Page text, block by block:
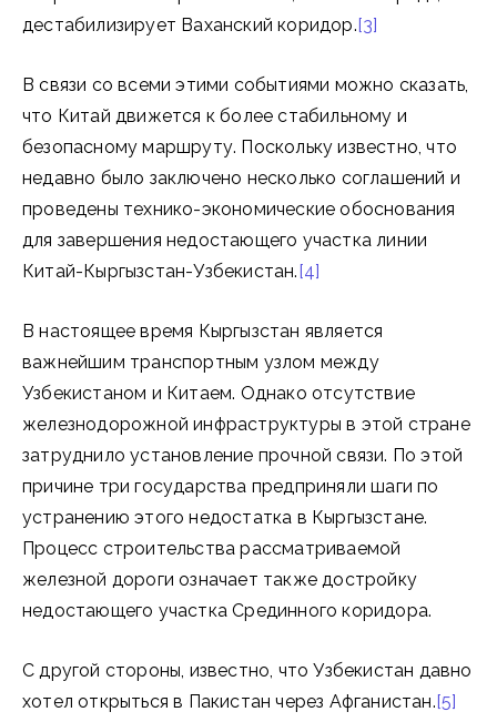
дестабилизирует Ваханский коридор.[3]
В связи со всеми этими событиями можно сказать,
что Китай движется к более стабильному и
безопасному маршруту. Поскольку известно, что
недавно было заключено несколько соглашений и
проведены технико-экономические обоснования
для завершения недостающего участка линии
Китай-Кыргызстан-Узбекистан.[4]
В настоящее время Кыргызстан является
важнейшим транспортным узлом между
Узбекистаном и Китаем. Однако отсутствие
железнодорожной инфраструктуры в этой стране
затруднило установление прочной связи. По этой
причине три государства предприняли шаги по
устранению этого недостатка в Кыргызстане.
Процесс строительства рассматриваемой
железной дороги означает также достройку
недостающего участка Срединного коридора.
С другой стороны, известно, что Узбекистан давно
хотел открыться в Пакистан через Афганистан.[5]